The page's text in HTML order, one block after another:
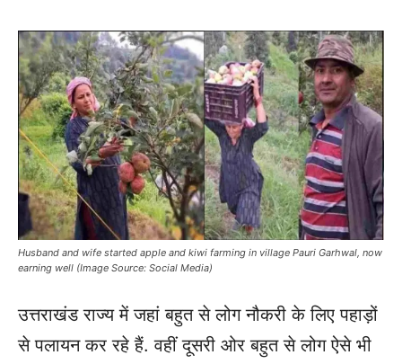
Husband and wife started apple and kiwi farming in village Pauri Garhwal, now
earning well (Image Source: Social Media)
उत्तराखंड राज्य में जहां बहुत से लोग नौकरी के लिए पहाड़ों
से पलायन कर रहे हैं. वहीं दूसरी ओर बहुत से लोग ऐसे भी